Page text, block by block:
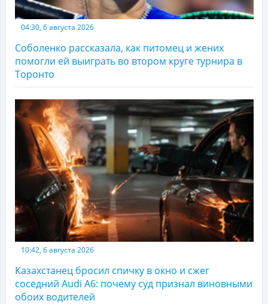
04:30, 6 августа 2026
Соболенко рассказала, как питомец и жених
помогли ей выиграть во втором круге турнира в
Торонто
10:42, 6 августа 2026
Казахстанец бросил спичку в окно и сжег
соседний Audi A6: почему суд признал виновными
обоих водителей